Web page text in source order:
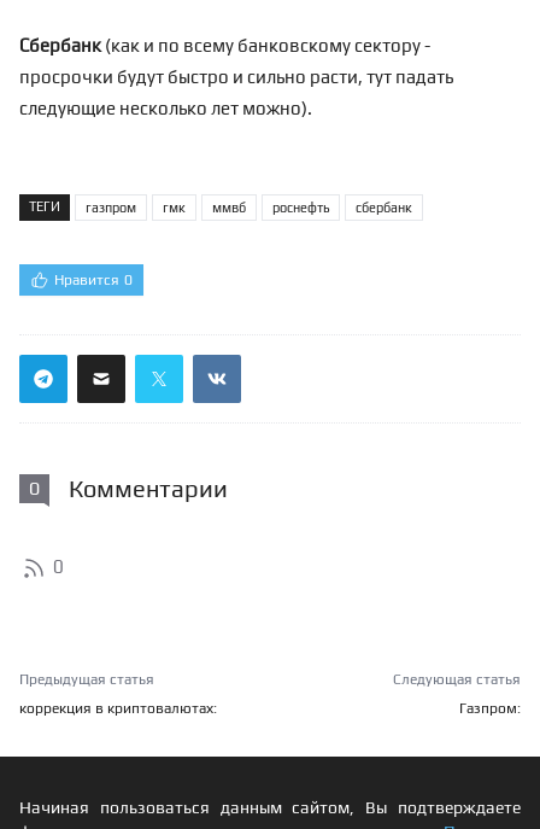
Сбербанк (как и по всему банковскому сектору -
просрочки будут быстро и сильно расти, тут падать
следующие несколько лет можно).
ТЕГИ газпром гмк ммвб роснефть сбербанк
Нравится 0
0 Комментарии
0
Предыдущая статья
коррекция в криптовалютах:
Следующая статья
Газпром:
Начиная пользоваться данным сайтом, Вы подтверждаете